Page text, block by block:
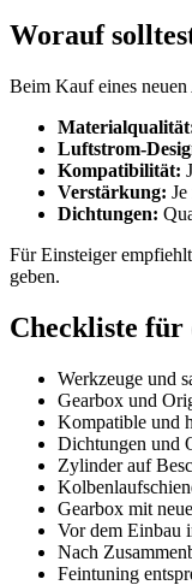
Worauf
Beim Kauf eines
Luftstrom-
Kompatibilität:
Verstärkung:
Dichtungen:
Für Einsteiger
geben.
Checkliste für
Werkzeuge und
Gearbox und
Kompatible und
Dichtungen und
Zylinder auf
Gearbox mit
Vor dem Einbau
Nach
Feintuning